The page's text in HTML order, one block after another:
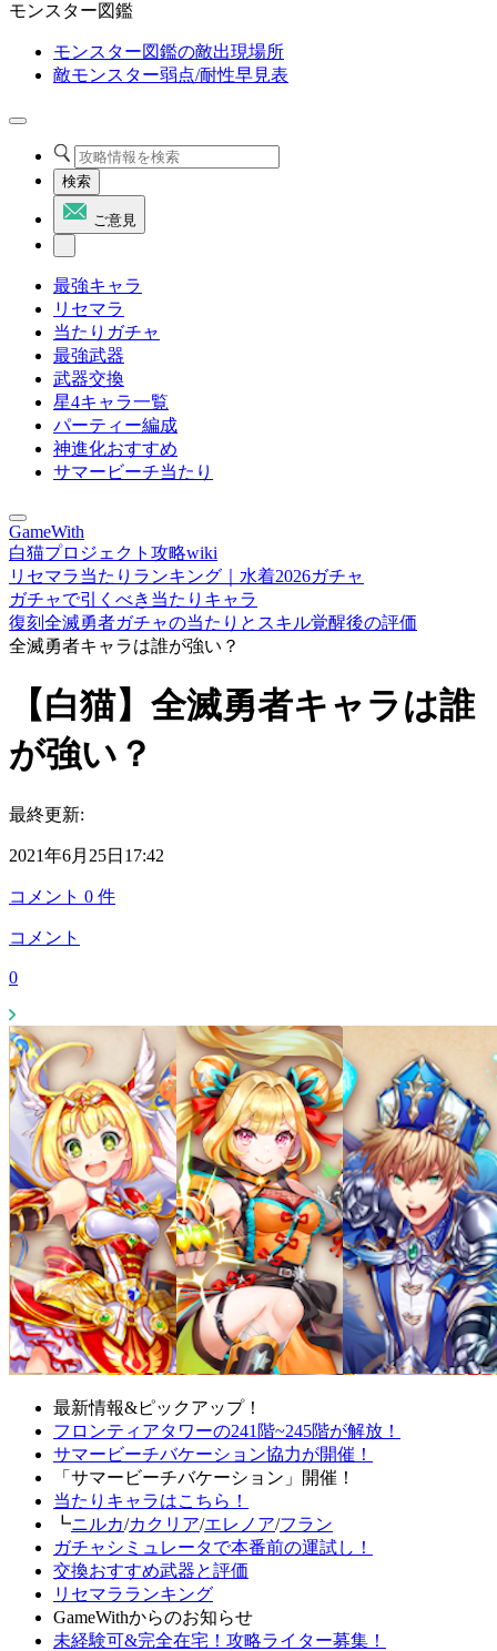
モンスター図鑑
モンスター図鑑の敵出現場所
敵モンスター弱点/耐性早見表
検索
ご意見
最強キャラ
リセマラ
当たりガチャ
最強武器
武器交換
星4キャラ一覧
パーティー編成
神進化おすすめ
サマービーチ当たり
GameWith
白猫プロジェクト攻略wiki
リセマラ当たりランキング｜水着2026ガチャ
ガチャで引くべき当たりキャラ
復刻全滅勇者ガチャの当たりとスキル覚醒後の評価
全滅勇者キャラは誰が強い？
【白猫】全滅勇者キャラは誰
が強い？
最終更新:
2021年6月25日17:42
コメント 0 件
コメント
0
最新情報&ピックアップ！
フロンティアタワーの241階~245階が解放！
サマービーチバケーション協力が開催！
「サマービーチバケーション」開催！
当たりキャラはこちら！
┗ニルカ/カクリア/エレノア/フラン
ガチャシミュレータで本番前の運試し！
交換おすすめ武器と評価
リセマラランキング
GameWithからのお知らせ
未経験可&完全在宅！攻略ライター募集！